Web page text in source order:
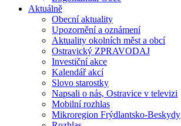
Aktuálně
Obecní aktuality
Upozornění a oznámení
Aktuality okolních měst a obcí
Ostravický ZPRAVODAJ
Investiční akce
Kalendář akcí
Slovo starostky
Napsali o nás, Ostravice v televizi
Mobilní rozhlas
Mikroregion Frýdlantsko-Beskydy